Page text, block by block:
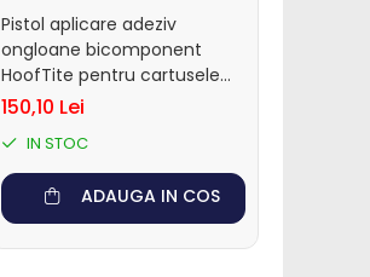
Pistol aplicare adeziv
ongloane bicomponent
HoofTite pentru cartusele
de 200 si 220 ml
150,10 Lei
IN STOC
ADAUGA IN COS